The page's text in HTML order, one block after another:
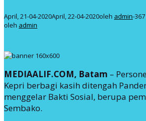
April, 21-04-2020April, 22-04-2020oleh admin-
oleh admin
MEDIAALIF.COM, Batam –
Kepri berbagi kasih ditengah
menggelar Bakti Sosial, berupa
Sembako.